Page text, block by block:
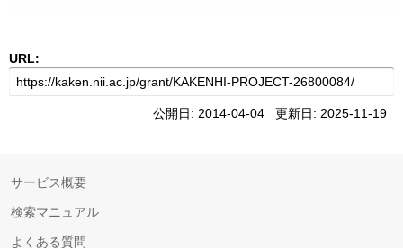
URL:
公開日: 2014-04-04 更新日: 2025-11-19
サービス概要
検索マニュアル
よくある質問